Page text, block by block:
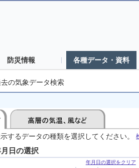
防災情報 各種データ・資料
の気象データ検索
するデータの種類を選択してください。
日の選択
年月日の選択をクリア